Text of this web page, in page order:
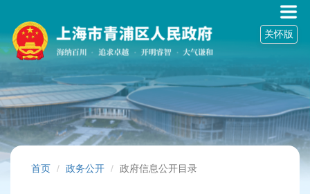
碍
操
明
跳
转
到
网
关怀版
首页 政务公开 政府信息公开目录